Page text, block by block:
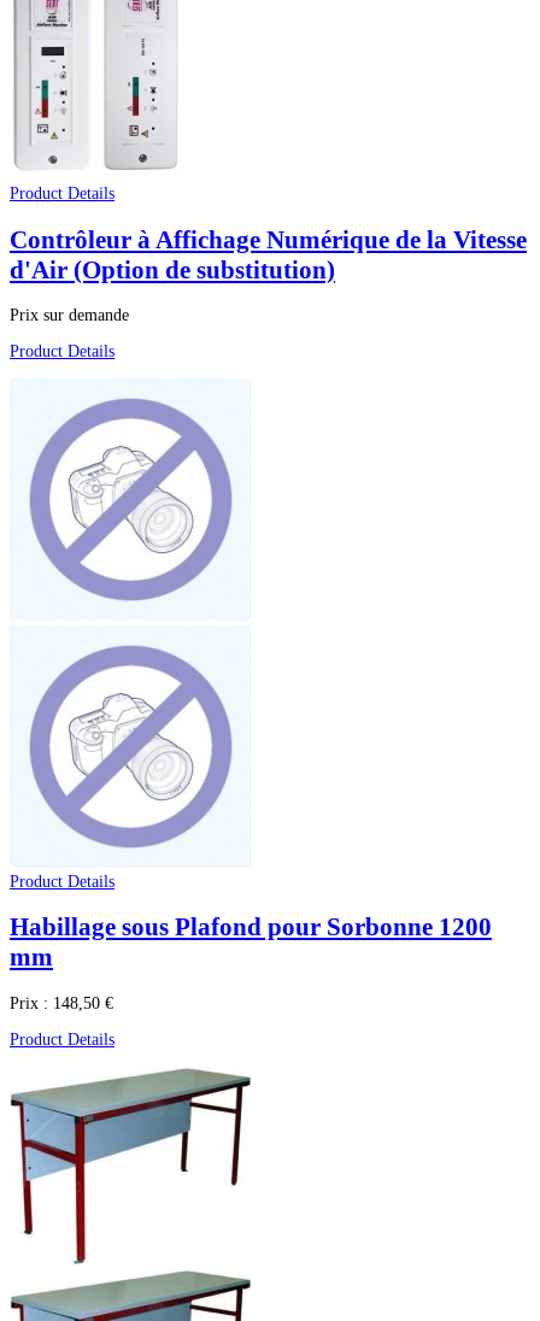
Product Details
Contrôleur à Affichage Numérique de la Vitesse
d'Air (Option de substitution)
Prix sur demande
Product Details
Product Details
Habillage sous Plafond pour Sorbonne 1200
mm
Prix : 148,50 €
Product Details